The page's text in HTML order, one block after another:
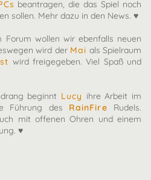
beantragen, die das Spiel noch
sollen. Mehr dazu in den News. ♥
Forum wollen wir ebenfalls neuen
wird der Mai als Spielraum
wird freigegeben. Viel Spaß und
beginnt Lucy ihre Arbeit im
Führung des RainFire Rudels.
mit offenen Ohren und einem
♥